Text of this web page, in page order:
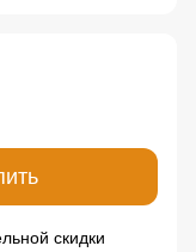
скидки